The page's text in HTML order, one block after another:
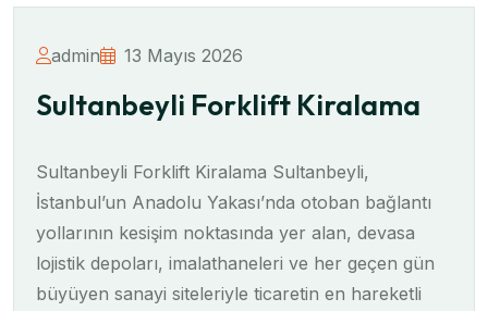
admin 13 Mayıs 2026
Sultanbeyli Forklift Kiralama
Sultanbeyli Forklift Kiralama Sultanbeyli,
İstanbul’un Anadolu Yakası’nda otoban bağlantı
yollarının kesişim noktasında yer alan, devasa
lojistik depoları, imalathaneleri ve her geçen gün
büyüyen sanayi siteleriyle ticaretin en hareketli